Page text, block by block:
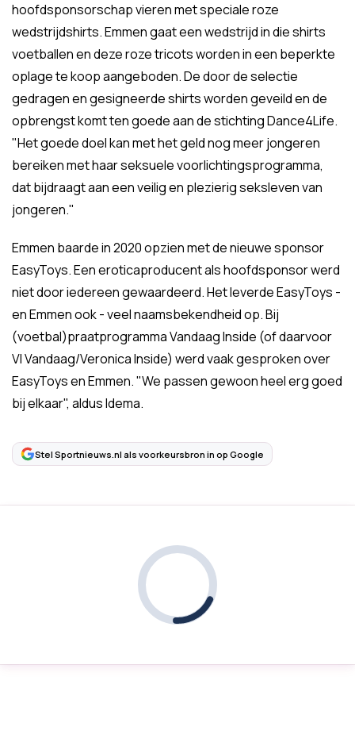
hoofdsponsorschap vieren met speciale roze
wedstrijdshirts. Emmen gaat een wedstrijd in die shirts
voetballen en deze roze tricots worden in een beperkte
oplage te koop aangeboden. De door de selectie
gedragen en gesigneerde shirts worden geveild en de
opbrengst komt ten goede aan de stichting Dance4Life.
"Het goede doel kan met het geld nog meer jongeren
bereiken met haar seksuele voorlichtingsprogramma,
dat bijdraagt aan een veilig en plezierig seksleven van
jongeren."
Emmen baarde in 2020 opzien met de nieuwe sponsor
EasyToys. Een eroticaproducent als hoofdsponsor werd
niet door iedereen gewaardeerd. Het leverde EasyToys -
en Emmen ook - veel naamsbekendheid op. Bij
(voetbal)praatprogramma Vandaag Inside (of daarvoor
VI Vandaag/Veronica Inside) werd vaak gesproken over
EasyToys en Emmen. "We passen gewoon heel erg goed
bij elkaar", aldus Idema.
Stel Sportnieuws.nl als voorkeursbron in op Google